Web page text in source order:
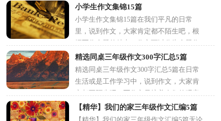
免无结尾作文的出现。那么你有...
小学生作文集锦15篇
小学生作文集锦15篇在我们平凡的日常
里，说到作文，大家肯定都不陌生吧，根
文和非命题作文。那么问题来了，到底...
精选同桌三年级作文300字汇总5篇
精选同桌三年级作文300字汇总5篇在日常
生活或是工作学习中，说到作文，大家肯
力、联想力、想象力、思考力和...
【精华】我们的家三年级作文汇编5篇